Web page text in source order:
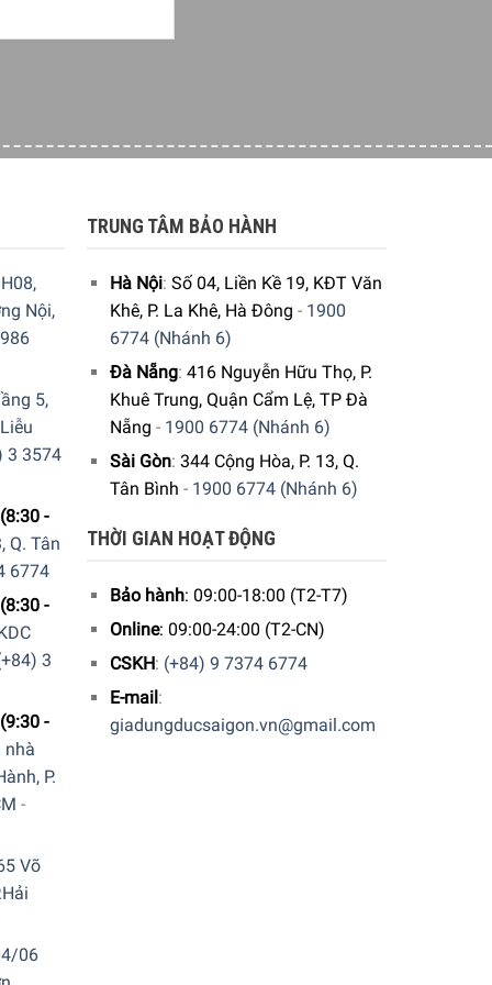
mạnh cảm giác trong miệng đến đầu lưỡi một
rửa bát, không làm giảm chất lượng thủy tinh
biệt.
Nội,
5,
3 3574
-
Q. Tân
6774
-
3
-
nhà
P.
-
Võ
06
TRUNG TÂM BẢO HÀNH
Hà Nội: Số 04, Liền Kề 19, KĐT Văn
Khê, P. La Khê, Hà Đông - 1900
6774 (Nhánh 6)
Đà Nẵng: 416 Nguyễn Hữu Thọ, P.
Khuê Trung, Quận Cẩm Lệ, TP Đà
Nẵng - 1900 6774 (Nhánh 6)
Sài Gòn: 344 Cộng Hòa, P. 13, Q.
Tân Bình - 1900 6774 (Nhánh 6)
THỜI GIAN HOẠT ĐỘNG
Bảo hành: 09:00-18:00 (T2-T7)
Online: 09:00-24:00 (T2-CN)
CSKH: (+84) 9 7374 6774
E-mail:
giadungducsaigon.vn@gmail.com